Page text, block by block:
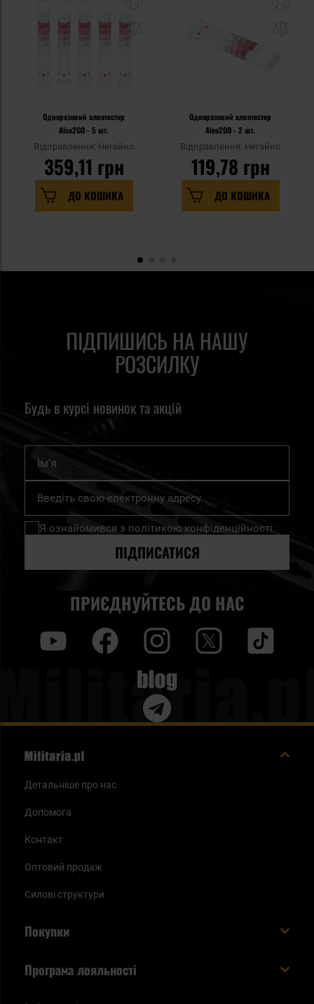
Одноразовий алкотестер
Alco2GO - 5 шт.
Відправлення: Негайно
359,11 грн
ДО КОШИКА
Одноразовий алкотестер
Alco2GO - 2 шт.
Відправлення: Негайно
119,78 грн
ДО КОШИКА
ПІДПИШИСЬ НА НАШУ
РОЗСИЛКУ
Будь в курсі новинок та акцій
Підпишіться
нашу
розсилку
Я ознайомився з політикою конфіденційності
ПІДПИСАТИСЯ
ПРИЄДНУЙТЕСЬ ДО НАС
Blog
Детальніше про нас
Допомога
Контакт
Оптовий продаж
Силові структури
Покупки
Програма лояльності